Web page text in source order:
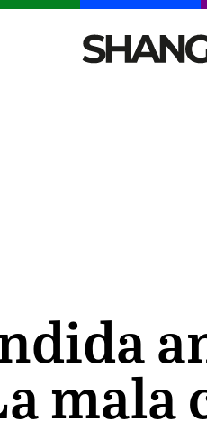
mala